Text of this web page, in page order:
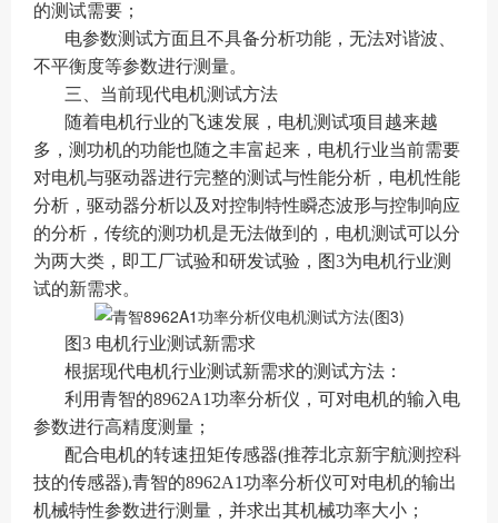
的测试需要；
电参数测试方面且不具备分析功能，无法对谐波、
不平衡度等参数进行测量。
三、当前现代电机测试方法
随着电机行业的飞速发展，电机测试项目越来越
多，测功机的功能也随之丰富起来，电机行业当前需要
对电机与驱动器进行完整的测试与性能分析，电机性能
分析，驱动器分析以及对控制特性瞬态波形与控制响应
的分析，传统的测功机是无法做到的，电机测试可以分
为两大类，即工厂试验和研发试验，图3为电机行业测
试的新需求。
图3 电机行业测试新需求
根据现代电机行业测试新需求的测试方法：
利用青智的8962A1功率分析仪，可对电机的输入电
参数进行高精度测量；
配合电机的转速扭矩传感器(推荐北京新宇航测控科
技的传感器),青智的8962A1功率分析仪可对电机的输出
机械特性参数进行测量，并求出其机械功率大小；